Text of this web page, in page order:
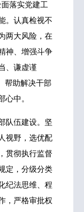
落实党建工
。认真检视不
两大风险，在
神、增强斗争
、谦虚谨
帮助解决干部
心中。
伍建设。坚
视野，选优配
贯彻执行监督
定，分级分类
纪法思维、程
，严格审批权